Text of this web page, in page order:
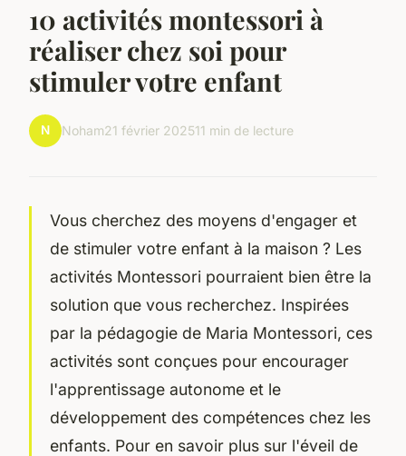
10 activités montessori à
réaliser chez soi pour
stimuler votre enfant
N Noham21 février 202511 min de lecture
Vous cherchez des moyens d'engager et
de stimuler votre enfant à la maison ? Les
activités Montessori pourraient bien être la
solution que vous recherchez. Inspirées
par la pédagogie de Maria Montessori, ces
activités sont conçues pour encourager
l'apprentissage autonome et le
développement des compétences chez les
enfants. Pour en savoir plus sur l'éveil de